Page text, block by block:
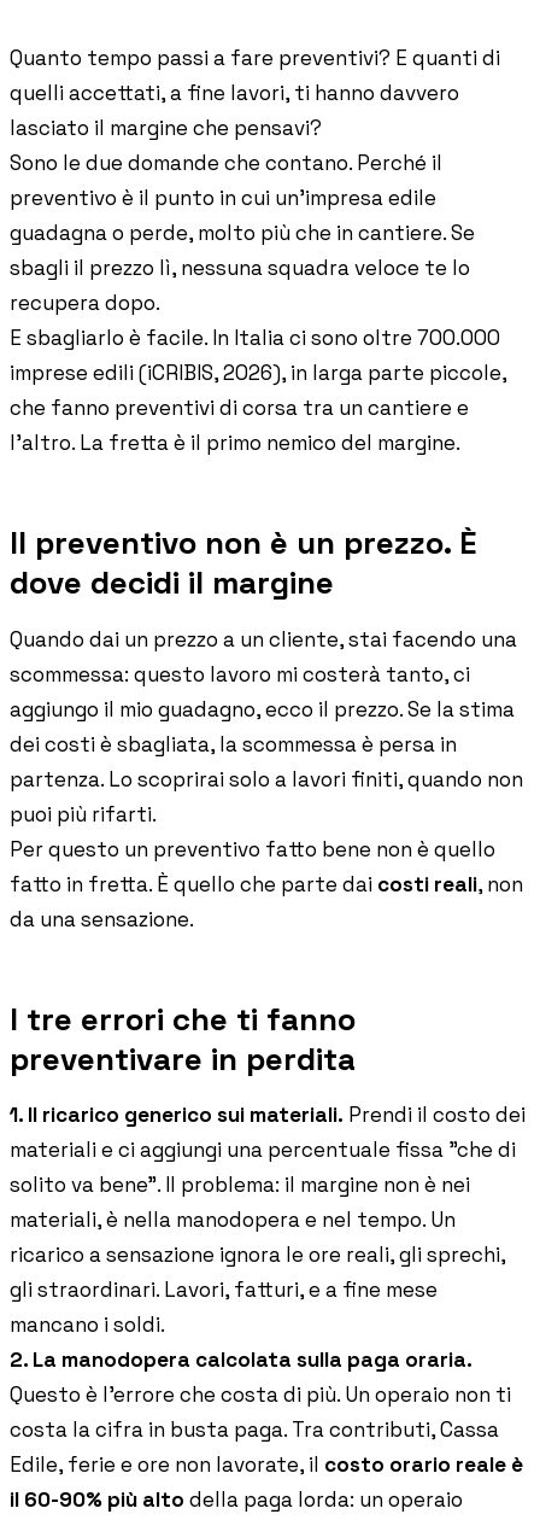
Blog
Norme, cassa e cantiere spiegati facile
Conversazioni dal vivo e on-demand con il team di Pillar
🇮🇹Italia 🇲🇽Mexico 🇨🇴Colombia
Argentina 🇨🇱
Chile
🇪🇸 Spain 🇧🇷 Brazil 🇵🇹 Portugal
Accedi
Prenota un appuntamento
Quanto tempo passi a fare preventivi? E quanti di
quelli accettati, a fine lavori, ti hanno davvero
lasciato il margine che pensavi?
Sono le due domande che contano. Perché il
preventivo è il punto in cui un'impresa edile
guadagna o perde, molto più che in cantiere. Se
sbagli il prezzo lì, nessuna squadra veloce te lo
recupera dopo.
E sbagliarlo è facile. In Italia ci sono oltre 700.000
imprese edili (iCRIBIS, 2026), in larga parte piccole,
che fanno preventivi di corsa tra un cantiere e
l'altro. La fretta è il primo nemico del margine.
Il preventivo non è un prezzo. È
dove decidi il margine
Quando dai un prezzo a un cliente, stai facendo una
scommessa: questo lavoro mi costerà tanto, ci
aggiungo il mio guadagno, ecco il prezzo. Se la stima
dei costi è sbagliata, la scommessa è persa in
partenza. Lo scoprirai solo a lavori finiti, quando non
puoi più rifarti.
Per questo un preventivo fatto bene non è quello
fatto in fretta. È quello che parte dai costi reali, non
da una sensazione.
I tre errori che ti fanno
preventivare in perdita
1. Il ricarico generico sui materiali. Prendi il costo dei
materiali e ci aggiungi una percentuale fissa "che di
solito va bene". Il problema: il margine non è nei
materiali, è nella manodopera e nel tempo. Un
ricarico a sensazione ignora le ore reali, gli sprechi,
gli straordinari. Lavori, fatturi, e a fine mese
mancano i soldi.
2. La manodopera calcolata sulla paga oraria.
Questo è l'errore che costa di più. Un operaio non ti
costa la cifra in busta paga. Tra contributi, Cassa
Edile, ferie e ore non lavorate, il costo orario reale è
il 60-90% più alto della paga lorda: un operaio